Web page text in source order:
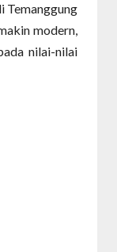
Temanggung
modern,
nilai-nilai